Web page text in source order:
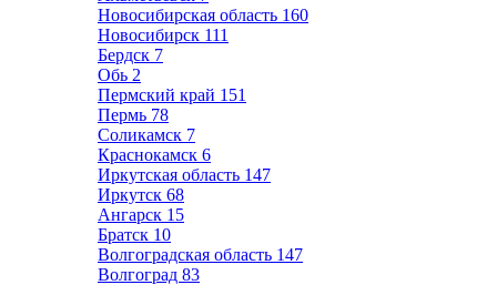
Новосибирская область 160
Новосибирск 111
Бердск 7
Обь 2
Пермский край 151
Пермь 78
Соликамск 7
Краснокамск 6
Иркутская область 147
Иркутск 68
Ангарск 15
Братск 10
Волгоградская область 147
Волгоград 83